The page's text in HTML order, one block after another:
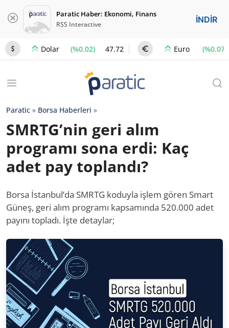
Paratic Haber: Ekonomi, Finans
RSS Interactive İNDİR
Dolar (%0.02) 47.72 Euro (%0.07)
Paratic » Borsa Haberleri »
SMRTG’nin geri alım
programı sona erdi: Kaç
adet pay toplandı?
Borsa İstanbul’da SMRTG koduyla işlem gören Smart
Güneş, geri alım programı kapsamında 520.000 adet
payını topladı. İşte detaylar;